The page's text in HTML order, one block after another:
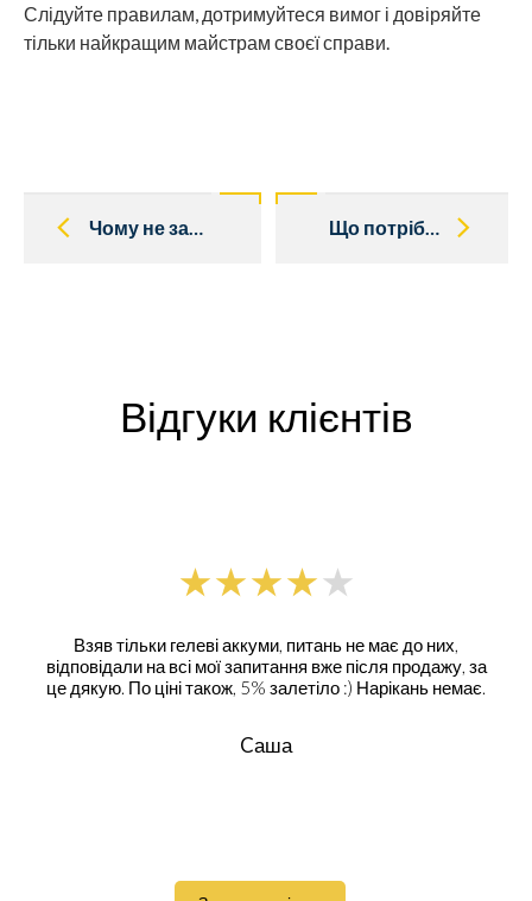
Слідуйте правилам, дотримуйтеся вимог і довіряйте
тільки найкращим майстрам своєї справи.
navigation
Чому не заводиться дизельний генератор? Що потрібно знати про обслуговування генератора?
Відгуки клієнтів
Взяв тільки гелеві аккуми, питань не має до них,
відповідали на всі мої запитання вже після продажу, за
це дякую. По ціні також, 5% залетіло :) Нарікань немає.
Cаша